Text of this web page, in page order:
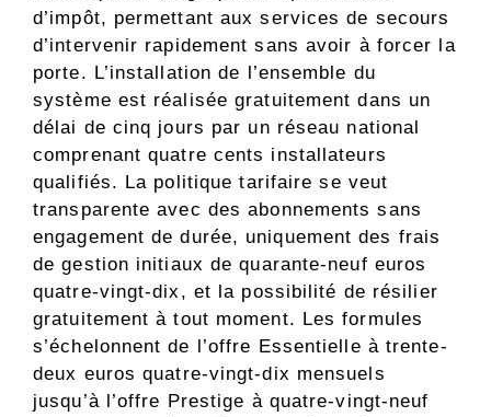
d’impôt, permettant aux services de secours
d’intervenir rapidement sans avoir à forcer la
porte. L’installation de l’ensemble du
système est réalisée gratuitement dans un
délai de cinq jours par un réseau national
comprenant quatre cents installateurs
qualifiés. La politique tarifaire se veut
transparente avec des abonnements sans
engagement de durée, uniquement des frais
de gestion initiaux de quarante-neuf euros
quatre-vingt-dix, et la possibilité de résilier
gratuitement à tout moment. Les formules
s’échelonnent de l’offre Essentielle à trente-
deux euros quatre-vingt-dix mensuels
jusqu’à l’offre Prestige à quatre-vingt-neuf